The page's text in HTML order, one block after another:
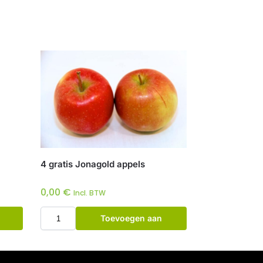
4 gratis Jonagold appels
0,00 € Incl. BTW
Toevoegen aan